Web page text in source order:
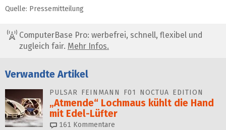
Quelle: Pressemitteilung
ComputerBase Pro: werbefrei, schnell, flexibel und
zugleich fair. Mehr Infos.
Verwandte Artikel
PULSAR FEINMANN F01 NOCTUA EDITION
„Atmende“ Lochmaus kühlt die Hand
mit Edel-Lüfter
161 Kommentare